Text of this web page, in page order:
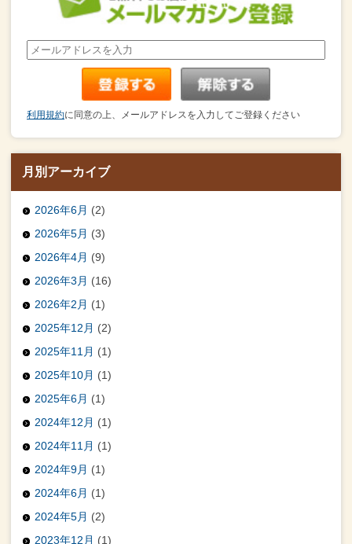
利用規約に同意の上、メールアドレスを入力してご登録ください
月別アーカイブ
2026年6月 (2)
2026年5月 (3)
2026年4月 (9)
2026年3月 (16)
2026年2月 (1)
2025年12月 (2)
2025年11月 (1)
2025年10月 (1)
2025年6月 (1)
2024年12月 (1)
2024年11月 (1)
2024年9月 (1)
2024年6月 (1)
2024年5月 (2)
2023年12月 (1)